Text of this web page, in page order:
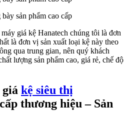
giá kệ Hanatech chúng tôi là đơn
là đơn vị sản xuất loại kệ này theo
qua trung gian, nên quý khách
lượng sản phẩm cao, giá rẻ, chế độ
kệ siêu thị
thương hiệu – Sản